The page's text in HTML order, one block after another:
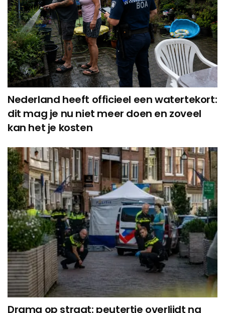
Nederland heeft officieel een watertekort:
dit mag je nu niet meer doen en zoveel
kan het je kosten
Drama op straat: peutertje overlijdt na